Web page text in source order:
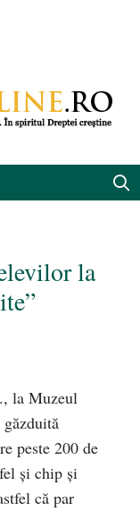
la
la Muzeul
peste 200 de
şi chip şi
că par